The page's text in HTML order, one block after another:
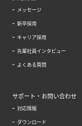
メッセージ
新卒採用
キャリア採用
先輩社員インタビュー
よくある質問
サポート・お問い合わせ
対応情報
ダウンロード